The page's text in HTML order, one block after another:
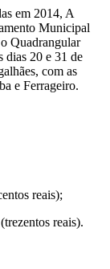
em 2014, A
Municipal
Quadrangular
dias 20 e 31 de
com as
e Ferrageiro.
reais);
reais).